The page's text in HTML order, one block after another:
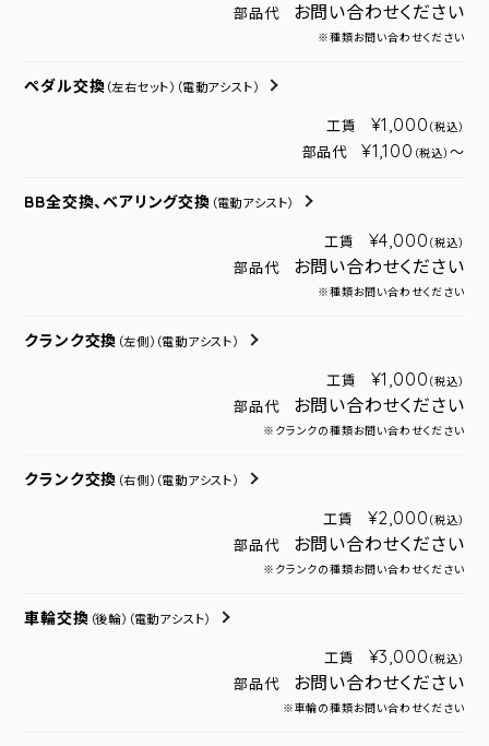
部品代 お問い合わせください
※種類お問い合わせください
ペダル交換 （左右セット） （電動アシスト）
工賃 ¥1,000 （税込）
部品代 ¥1,100 （税込） ～
BB全交換、ベアリング交換 （電動アシスト）
工賃 ¥4,000 （税込）
部品代 お問い合わせください
※種類お問い合わせください
クランク交換 （左側） （電動アシスト）
工賃 ¥1,000 （税込）
部品代 お問い合わせください
※クランクの種類お問い合わせください
クランク交換 （右側） （電動アシスト）
工賃 ¥2,000 （税込）
部品代 お問い合わせください
※クランクの種類お問い合わせください
車輪交換 （後輪） （電動アシスト）
工賃 ¥3,000 （税込）
部品代 お問い合わせください
※車輪の種類お問い合わせください